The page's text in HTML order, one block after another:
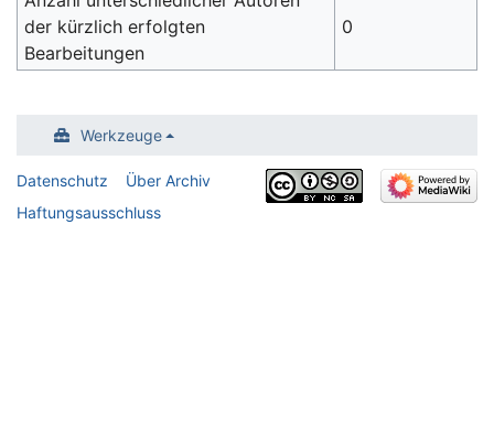
der kürzlich erfolgten
Bearbeitungen
0
Werkzeuge
Datenschutz
Über Archiv
Haftungsausschluss